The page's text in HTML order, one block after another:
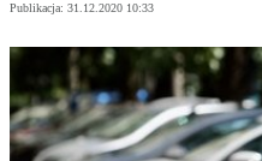
Publikacja: 31.12.2020 10:33